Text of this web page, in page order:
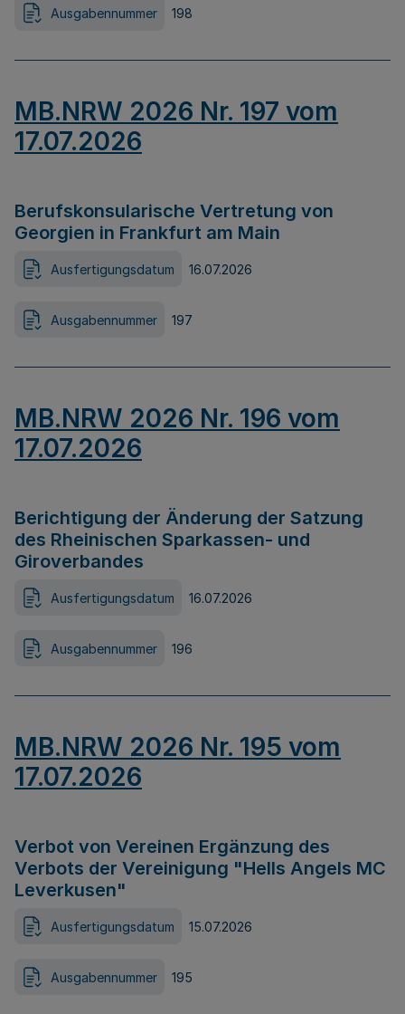
Ausgabennummer 198
MB.NRW 2026 Nr. 197 vom
17.07.2026
Berufskonsularische Vertretung von
Georgien in Frankfurt am Main
Ausfertigungsdatum 16.07.2026
Ausgabennummer 197
MB.NRW 2026 Nr. 196 vom
17.07.2026
Berichtigung der Änderung der Satzung
des Rheinischen Sparkassen- und
Giroverbandes
Ausfertigungsdatum 16.07.2026
Ausgabennummer 196
MB.NRW 2026 Nr. 195 vom
17.07.2026
Verbot von Vereinen Ergänzung des
Verbots der Vereinigung "Hells Angels MC
Leverkusen"
Ausfertigungsdatum 15.07.2026
Ausgabennummer 195